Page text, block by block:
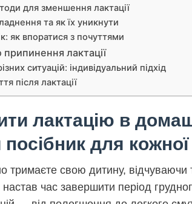
для зменшення лактації
та як їх уникнути
як впоратися з почуттями
припинення лактації
ситуацій: індивідуальний підхід
після лактації
лактацію в
для
тримаєте свою дитину, відчуваючи
настав час завершити період